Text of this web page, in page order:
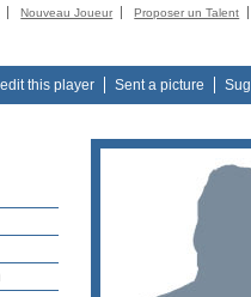
Nouveau Joueur
Proposer un Talent
edit this player Sent a picture